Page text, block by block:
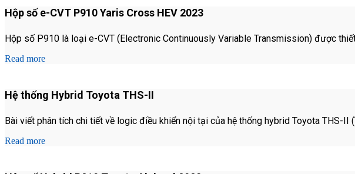
Hộp số e-CVT P910 Yaris Cross HEV 2023
Hộp số P910 là loại e-CVT (Electronic Continuously Variable Transmission) được
Read more
Hệ thống Hybrid Toyota THS-II
Bài viết phân tích chi tiết về logic điều khiển nội tại của hệ thống hybrid Toyota THS-
Read more